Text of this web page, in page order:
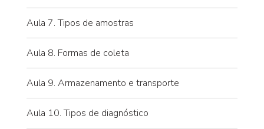
Aula 7. Tipos de amostras
Aula 8. Formas de coleta
Aula 9. Armazenamento e transporte
Aula 10. Tipos de diagnóstico